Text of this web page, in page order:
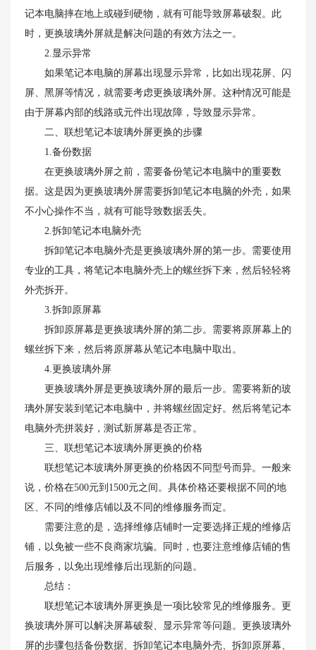
记本电脑摔在地上或碰到硬物，就有可能导致屏幕破裂。此
时，更换玻璃外屏就是解决问题的有效方法之一。
2.显示异常
如果笔记本电脑的屏幕出现显示异常，比如出现花屏、闪
屏、黑屏等情况，就需要考虑更换玻璃外屏。这种情况可能是
由于屏幕内部的线路或元件出现故障，导致显示异常。
二、联想笔记本玻璃外屏更换的步骤
1.备份数据
在更换玻璃外屏之前，需要备份笔记本电脑中的重要数
据。这是因为更换玻璃外屏需要拆卸笔记本电脑的外壳，如果
不小心操作不当，就有可能导致数据丢失。
2.拆卸笔记本电脑外壳
拆卸笔记本电脑外壳是更换玻璃外屏的第一步。需要使用
专业的工具，将笔记本电脑外壳上的螺丝拆下来，然后轻轻将
外壳拆开。
3.拆卸原屏幕
拆卸原屏幕是更换玻璃外屏的第二步。需要将原屏幕上的
螺丝拆下来，然后将原屏幕从笔记本电脑中取出。
4.更换玻璃外屏
更换玻璃外屏是更换玻璃外屏的最后一步。需要将新的玻
璃外屏安装到笔记本电脑中，并将螺丝固定好。然后将笔记本
电脑外壳拼装好，测试新屏幕是否正常。
三、联想笔记本玻璃外屏更换的价格
联想笔记本玻璃外屏更换的价格因不同型号而异。一般来
说，价格在500元到1500元之间。具体价格还要根据不同的地
区、不同的维修店铺以及不同的维修服务而定。
需要注意的是，选择维修店铺时一定要选择正规的维修店
铺，以免被一些不良商家坑骗。同时，也要注意维修店铺的售
后服务，以免出现维修后出现新的问题。
总结：
联想笔记本玻璃外屏更换是一项比较常见的维修服务。更
换玻璃外屏可以解决屏幕破裂、显示异常等问题。更换玻璃外
屏的步骤包括备份数据、拆卸笔记本电脑外壳、拆卸原屏幕、